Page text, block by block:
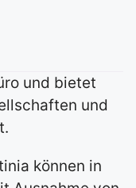
und bietet
und
können in